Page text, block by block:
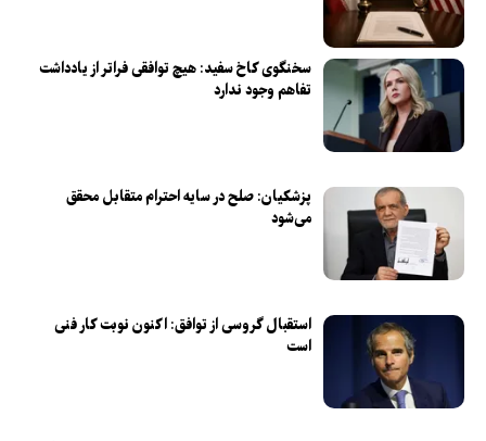
سخنگوی کاخ سفید: هیچ توافقی فراتر از یادداشت
تفاهم وجود ندارد
پزشکیان: صلح در سایه احترام متقابل محقق
می‌شود
استقبال گروسی از توافق: اکنون نوبت کار فنی
است